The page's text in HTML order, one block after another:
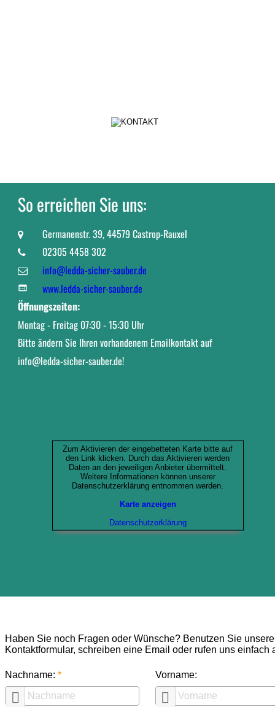
So erreichen Sie uns:
 Germanenstr. 39, 44579 Castrop-Rauxel
 02305 4458 302
 info@ledda-sicher-sauber.de

www.ledda-sicher-sauber.de
Öffnungszeiten:
Montag - Freitag 07:30 - 15:30 Uhr
Bitte ändern Sie Ihren vorhandenem Emailkontakt auf
info@ledda-sicher-sauber.de!
Zum Aktivieren der eingebetteten Karte bitte auf
den Link klicken. Durch das Aktivieren werden
Daten an den jeweiligen Anbieter übermittelt.
Weitere Informationen können unserer
Datenschutzerklärung entnommen werden.
Karte anzeigen
Datenschutzerklärung
Haben Sie noch Fragen oder Wünsche? Benutzen Sie
Kontaktformular, schreiben eine Email oder rufen uns einfach
Nachname: Vorname:
 